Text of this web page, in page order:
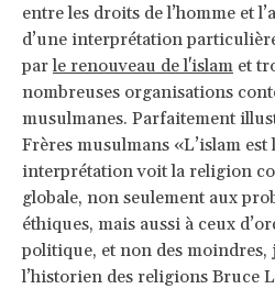
entre les droits de l’homme et
d’une interprétation
parle renouveau de l'islam et
nombreuses organisations
musulmanes. Parfaitement
Frères musulmans «L’islam
interprétation voit la religion
globale, non seulement aux
éthiques, mais aussi à ceux
politique, et non des
l’historien des religions Bruce